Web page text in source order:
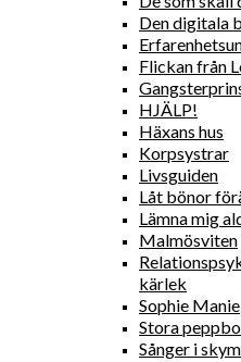
Den digitala
Flickan från
HJÄLP!
Häxans hus
Korpsystrar
Livsguiden
Låt bönor
Lämna mig
Malmösviten
kärlek
Sophie Manie
Stora
Sånger i